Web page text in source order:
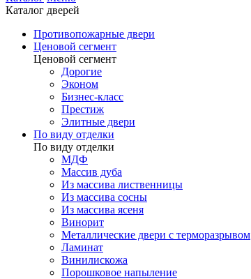
Каталог дверей
Противопожарные двери
Ценовой сегмент
Ценовой сегмент
Дорогие
Эконом
Бизнес-класс
Престиж
Элитные двери
По виду отделки
По виду отделки
МДФ
Массив дуба
Из массива лиственницы
Из массива сосны
Из массива ясеня
Винорит
Металлические двери с терморазрывом
Ламинат
Винилискожа
Порошковое напыление